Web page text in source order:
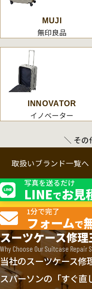
MUJI
無印良品
INNOVATOR
イノベーター
＼ その
取扱いブランド一覧へ
写真を送るだけ
LINEでお見
1分で完了
フォームで
スーツケース修
Why Choose Our Suitcase Repair
当社のスーツケース修
スパーソンの「すぐ直